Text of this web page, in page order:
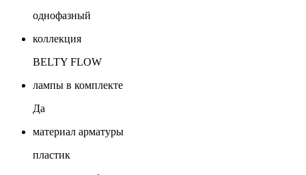
однофазный
коллекция
BELTY FLOW
лампы в комплекте
Да
материал арматуры
пластик